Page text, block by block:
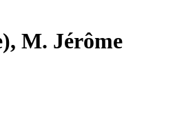
M. Jérôme